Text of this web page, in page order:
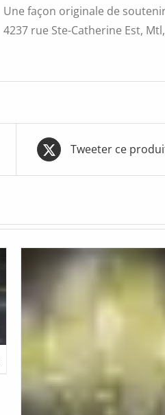
Une façon originale de
4237 rue Ste-Catherine Est,
Tweeter ce